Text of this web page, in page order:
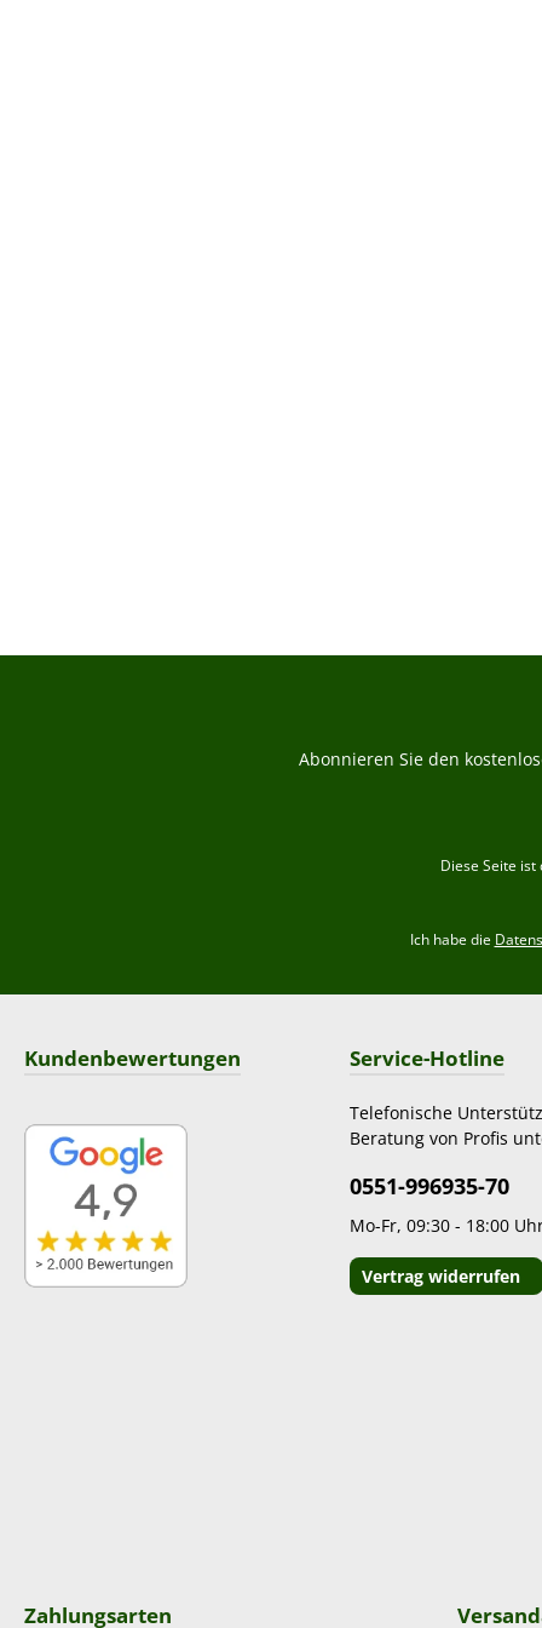
Abonnieren Sie den
Diese Seite
Ich habe die
Service-Hotline
Telefonische
Beratung von Profis
0551-996935-70
Mo-Fr, 09:30 - 18:00
Vertrag widerrufen
Kundenbewertungen
Zahlungsarten